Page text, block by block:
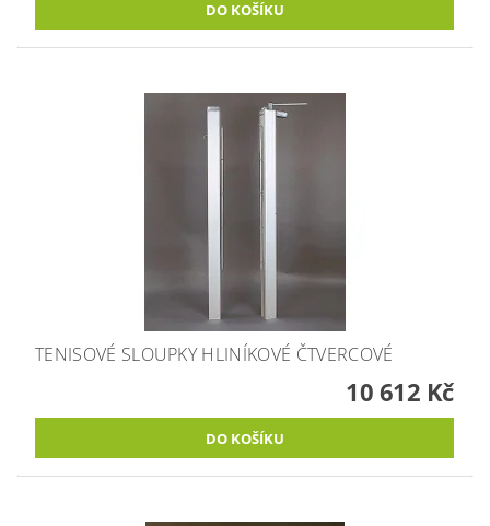
TENISOVÉ SLOUPKY HLINÍKOVÉ ČTVERCOVÉ
10 612 Kč